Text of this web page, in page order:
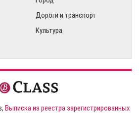
Дороги и транспорт
Культура
Выписка из реестра зарегистрированных